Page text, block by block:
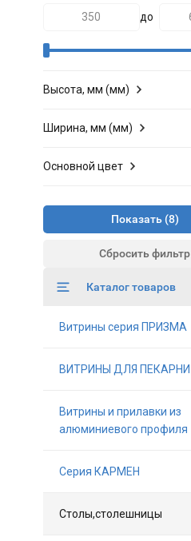
до
Высота, мм (мм)
Ширина, мм (мм)
Основной цвет
Показать
Сбросить фильтр
Каталог товаров
Витрины серия ПРИЗМА
ВИТРИНЫ ДЛЯ ПЕКАРНИ
Витрины и прилавки из
алюминиевого профиля
Серия КАРМЕН
Столы,столешницы